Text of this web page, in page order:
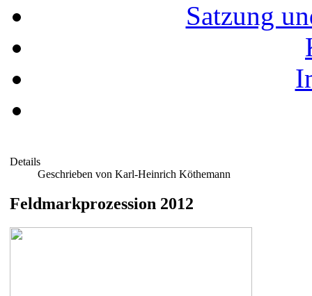
Satzung
Details
Geschrieben von Karl-Heinrich Köthemann
Feldmarkprozession 2012